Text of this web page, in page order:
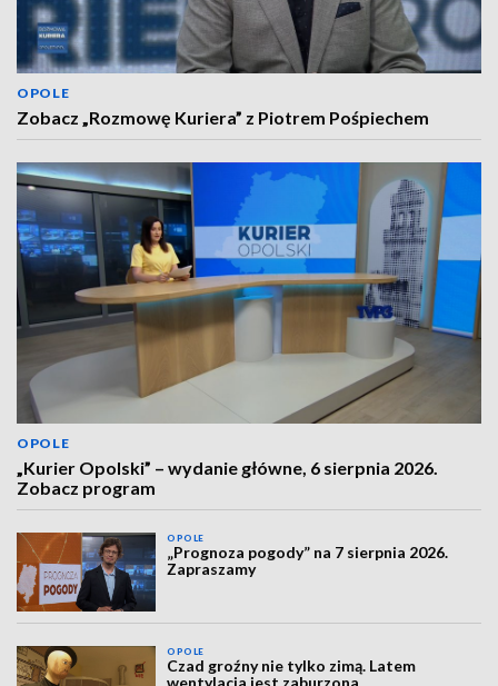
OPOLE
Zobacz „Rozmowę Kuriera” z Piotrem Pośpiechem
OPOLE
„Kurier Opolski” – wydanie główne, 6 sierpnia 2026.
Zobacz program
OPOLE
„Prognoza pogody” na 7 sierpnia 2026.
Zapraszamy
OPOLE
Czad groźny nie tylko zimą. Latem
wentylacja jest zaburzona